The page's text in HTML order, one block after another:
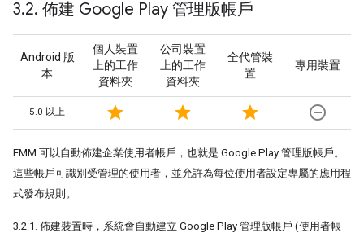
3.2. 佈建 Google Play 管理版帳戶
Android 版
本
個人裝置
上的工作
資料夾
公司裝置
上的工作
資料夾
全代管裝
置
專用裝置
5.0 以上 star star star remove_circle_outline
EMM 可以自動佈建企業使用者帳戶，也就是 Google Play 管理版帳戶。
這些帳戶可識別受管理的使用者，並允許為每位使用者設定專屬的應用程
式發布規則。
3.2.1. 佈建裝置時，系統會自動建立 Google Play 管理版帳戶 (使用者帳